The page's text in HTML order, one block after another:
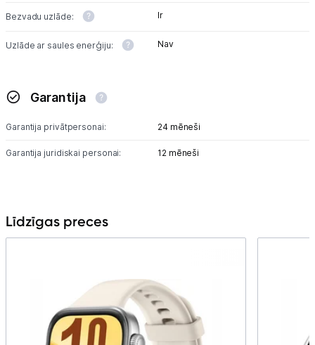
Bezvadu uzlāde: Ir
Uzlāde ar saules enerģiju: Nav
Garantija
Garantija privātpersonai: 24 mēneši
Garantija juridiskai personai: 12 mēneši
Līdzīgas preces